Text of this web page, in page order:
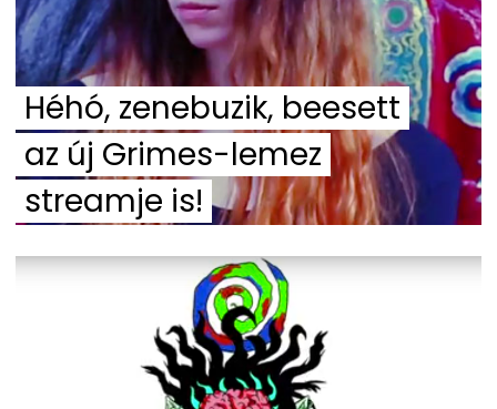
Héhó, zenebuzik, beesett
az új Grimes-lemez
streamje is!